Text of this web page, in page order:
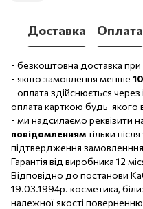
Доставка Оплата
- безкоштовна доставка при
- якщо замовлення менше
- оплата здійснюється
оплата карткою будь-якого
- ми надсилаємо реквізити
повідомленнямтільки
підтвердження
Гарантія від виробника 12
Відповідно до постанови
19.03.1994р. косметика,
належної якості